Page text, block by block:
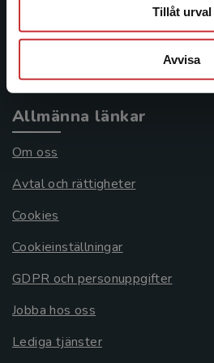
Tillåt urval
Avvisa
Köpvillkor
Allmänna länkar
Om oss
Avtal och rättigheter
Cookies
Cookieinställningar
GDPR och personuppgifter
Jobba hos oss
Lediga tjänster